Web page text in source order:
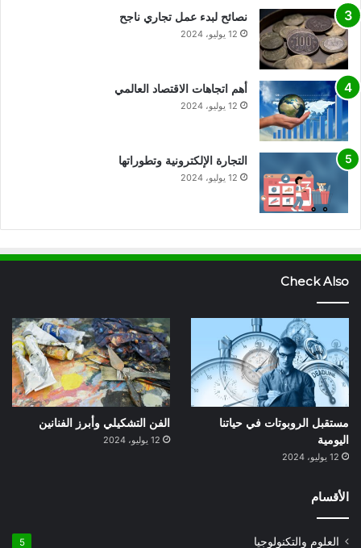
نصائح لبدء عمل تجاري ناجح
12 يوليو، 2024
أهم اتجاهات الاقتصاد العالمي
12 يوليو، 2024
التجارة الإلكترونية وتطوراتها
12 يوليو، 2024
Check Also
مستقبل الروبوتات في حياتنا
اليومية
12 يوليو، 2024
الفن التشكيلي وأبرز الفنانين
12 يوليو، 2024
الأقسام
العلوم والتكنولوجيا 5